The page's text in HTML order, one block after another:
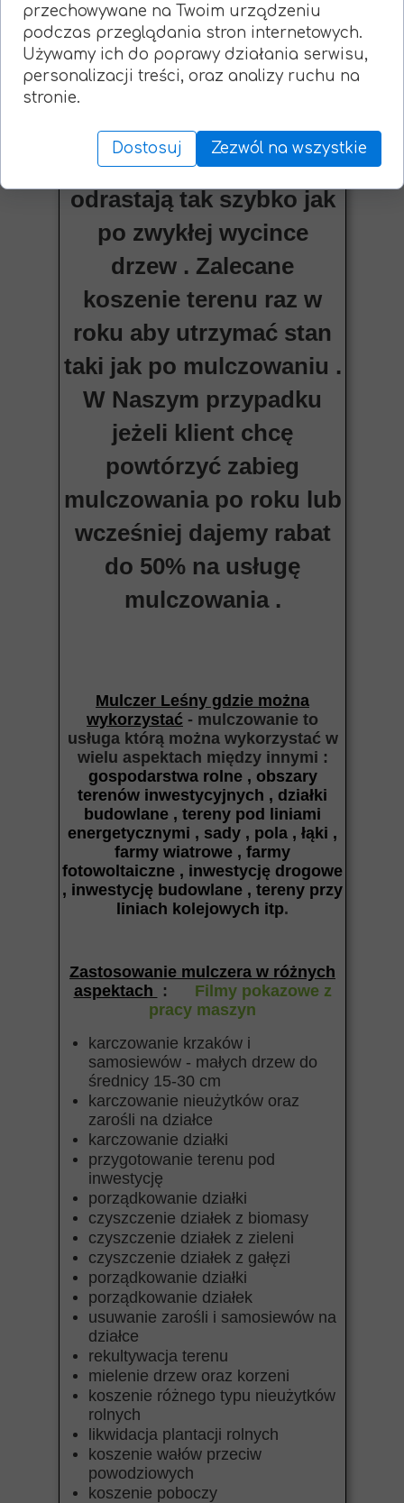
przypadku zakrzaczeń i
małych samosiewów nie
martwimy się o pieńki w
ziemi ponieważ zostają
zmieszane z glebą i nie
odrastają tak szybko jak
po zwykłej wycince
drzew . Zalecane
koszenie terenu raz w
roku aby utrzymać stan
taki jak po mulczowaniu .
W Naszym przypadku
jeżeli klient chcę
powtórzyć zabieg
mulczowania po roku lub
wcześniej dajemy rabat
do 50% na usługę
mulczowania .
Mulczer Leśny gdzie można
wykorzystać - mulczowanie to
usługa którą można wykorzystać w
wielu aspektach międzyinnymi :
gospodarstwa rolne , obszary
terenów inwestycyjnych , działki
budowlane , tereny pod liniami
energetycznymi , sady , pola , łąki ,
farmy wiatrowe , farmy
fotowoltaiczne , inwestycję drogowe
, inwestycję budowlane , tereny przy
liniach kolejowych itp.
Zastosowanie mulczera w różnych
aspektach
:
Filmy pokazowe z
pracy maszyn
karczowanie krzaków i
samosiewów - małych drzew do
średnicy 15-30 cm
karczowanie nieużytków oraz
zarośli na działce
karczowanie działki
przygotowanie terenu pod
inwestycję
porządkowanie działki
czyszczenie działek z biomasy
czyszczenie działek z zieleni
czyszczenie działek z gałęzi
porządkowanie działki
porządkowanie działek
usuwanie zarośli i samosiewów na
działce
rekultywacja terenu
mielenie drzew oraz korzeni
koszenie różnego typu nieużytków
rolnych
likwidacja plantacji rolnych
koszenie wałów przeciw
powodziowych
koszenie poboczy
przechowywane na Twoim urządzeniu
podczas przeglądania stron internetowych.
Używamy ich do poprawy działania serwisu,
personalizacji treści, oraz analizy ruchu na
stronie.
Dostosuj Zezwól na wszystkie